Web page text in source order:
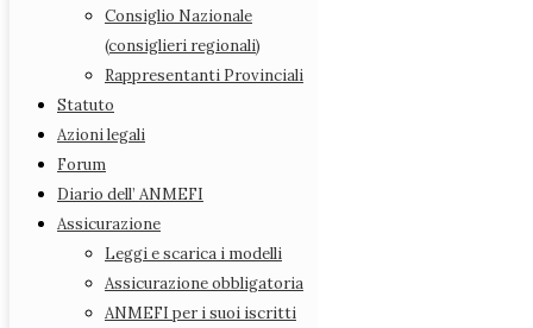
Consiglio Nazionale
(consiglieri regionali)
Rappresentanti Provinciali
Statuto
Azioni legali
Forum
Diario dell’ ANMEFI
Assicurazione
Leggi e scarica i modelli
Assicurazione obbligatoria
ANMEFI per i suoi iscritti
Medici di Medicina Fiscale
Chi siamo
Consiglio Nazionale (consiglieri regionali)
Statuto
Azioni legali
Forum
Diario dell’ ANMEFI
Assicurazione